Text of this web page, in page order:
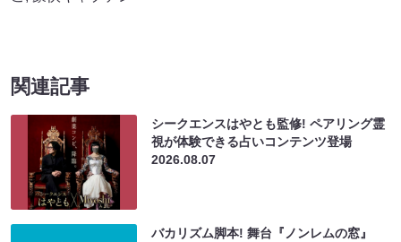
関連記事
シークエンスはやとも監修! ペアリング霊
視が体験できる占いコンテンツ登場
2026.08.07
バカリズム脚本! 舞台『ノンレムの窓』